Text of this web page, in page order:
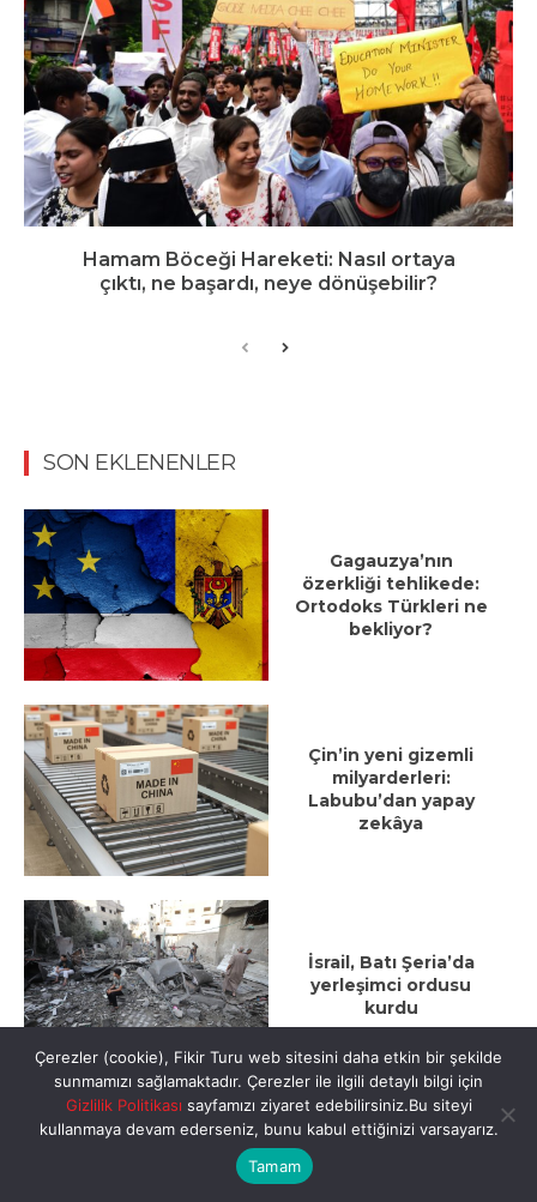
Hamam Böceği Hareketi: Nasıl ortaya
çıktı, ne başardı, neye dönüşebilir?
SON EKLENENLER
Gagauzya’nın
özerkliği tehlikede:
Ortodoks Türkleri ne
bekliyor?
Çin’in yeni gizemli
milyarderleri:
Labubu’dan yapay
zekâya
İsrail, Batı Şeria’da
yerleşimci ordusu
kurdu
Çerezler (cookie), Fikir Turu web sitesini daha etkin bir şekilde
sunmamızı sağlamaktadır. Çerezler ile ilgili detaylı bilgi için
Gizlilik Politikası sayfamızı ziyaret edebilirsiniz.Bu siteyi
kullanmaya devam ederseniz, bunu kabul ettiğinizi varsayarız.
Tamam